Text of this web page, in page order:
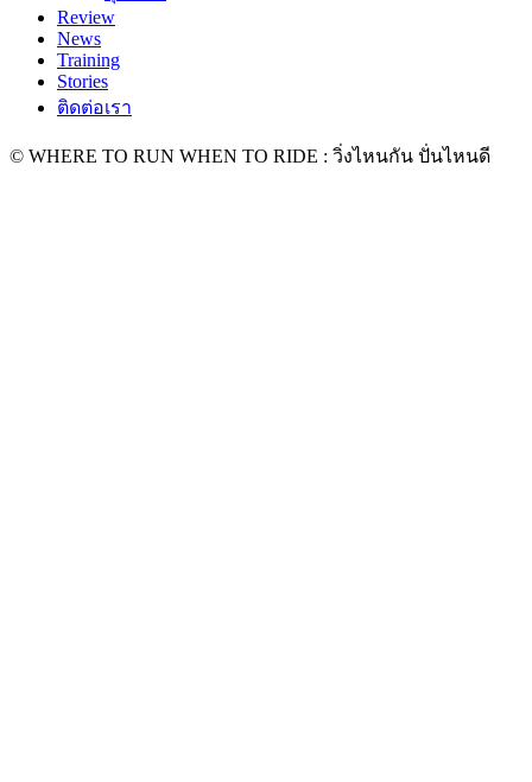
Review
News
Training
Stories
ติดต่อเรา
© WHERE TO RUN WHEN TO RIDE : วิ่งไหนกัน ปั่นไหนดี